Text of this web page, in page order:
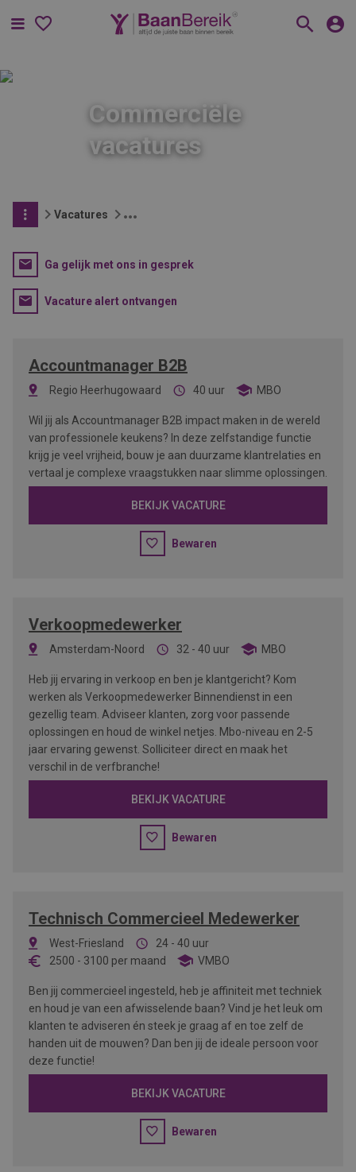
Menu
Commerciële
vacatures
Vacatures
Ga gelijk met ons in gesprek
Vacature alert ontvangen
Accountmanager B2B
Regio Heerhugowaard 40 uur MBO
Wil jij als Accountmanager B2B impact maken in de wereld
van professionele keukens? In deze zelfstandige functie
krijg je veel vrijheid, bouw je aan duurzame klantrelaties en
vertaal je complexe vraagstukken naar slimme oplossingen.
BEKIJK VACATURE
Bewaren
Verkoopmedewerker
Amsterdam-Noord 32 - 40 uur MBO
Heb jij ervaring in verkoop en ben je klantgericht? Kom
werken als Verkoopmedewerker Binnendienst in een
gezellig team. Adviseer klanten, zorg voor passende
oplossingen en houd de winkel netjes. Mbo-niveau en 2-5
jaar ervaring gewenst. Solliciteer direct en maak het
verschil in de verfbranche!
BEKIJK VACATURE
Bewaren
Technisch Commercieel Medewerker
West-Friesland
24 - 40 uur
2500 - 3100 per maand VMBO
Ben jij commercieel ingesteld, heb je affiniteit met techniek
en houd je van een afwisselende baan? Vind je het leuk om
klanten te adviseren én steek je graag af en toe zelf de
handen uit de mouwen? Dan ben jij de ideale persoon voor
deze functie!
BEKIJK VACATURE
Bewaren